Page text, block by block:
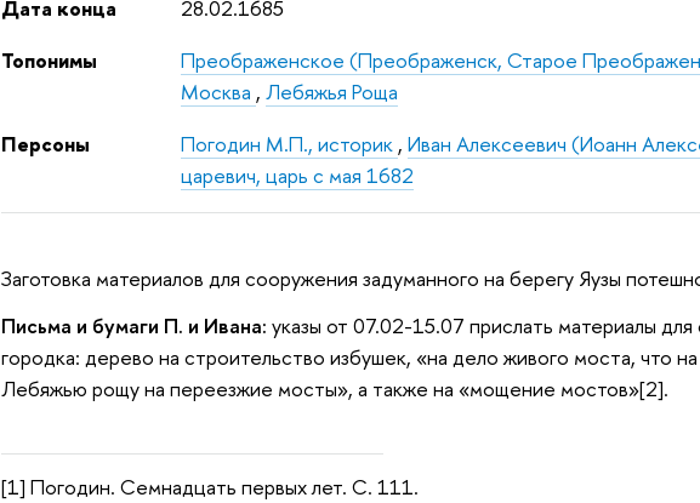
Дата конца
28.02.1685
Топонимы
Преображенское (Преображенск, Старое
Москва ,Лебяжья Роща
Персоны
Погодин М.П., историк ,Иван Алексеевич (Иоанн
царевич, царь с мая 1682
Заготовка материалов для сооружения задуманного на берегу Яузы
Письма и бумаги П. и Ивана: указы от 07.02-15.07 прислать материалы
городка: дерево на строительство избушек, «на дело живого моста, что
Лебяжью рощу на переезжие мосты», а также на «мощение мостов»[2].
[1] Погодин. Семнадцать первых лет. С. 111.